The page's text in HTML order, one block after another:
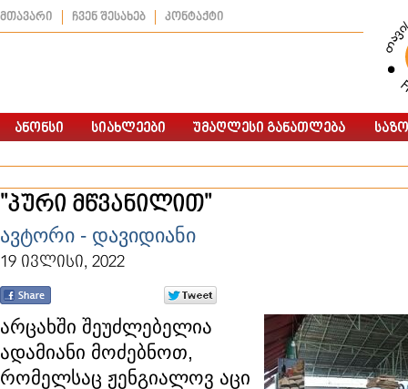
მთავარი ჩვენ შესახებ კონტაქტი
"პური მწვანილით"
ავტორი - დავიდიანი
19 ივლისი, 2022
არცახში შეუძლებელია
ადამიანი მოძებნოთ,
რომელსაც ჟენგიალოვ აცი